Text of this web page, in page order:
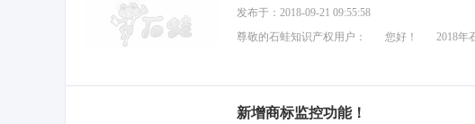
发布于：2018-09-21 09:55:58
尊敬的石蛙知识产权用户： 您好！ 2018年石
新增商标监控功能！